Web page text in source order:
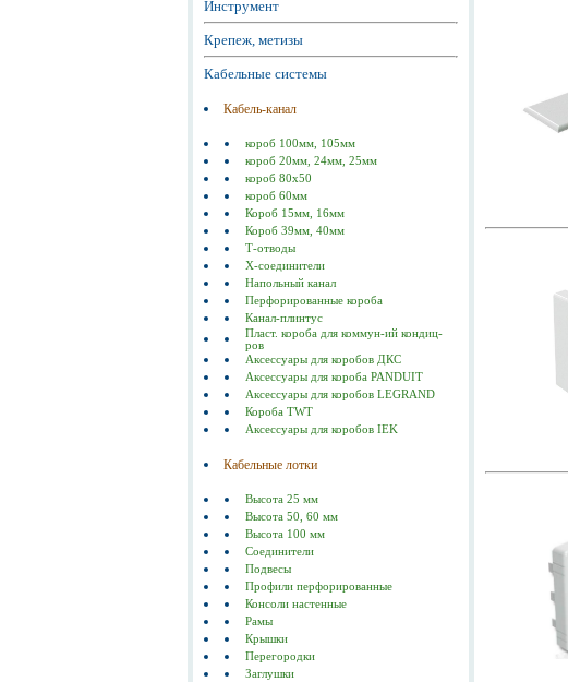
Инструмент
Крепеж, метизы
Кабельные системы
Кабель-канал
короб 100мм, 105мм
короб 20мм, 24мм, 25мм
короб 80х50
короб 60мм
Короб 15мм, 16мм
Короб 39мм, 40мм
Т-отводы
Х-соединители
Напольный канал
Перфорированные короба
Канал-плинтус
Пласт. короба для коммун-ий кондиц-
ров
Аксессуары для коробов ДКС
Аксессуары для короба PANDUIT
Аксессуары для коробов LEGRAND
Короба TWT
Аксессуары для коробов IEK
Кабельные лотки
Высота 25 мм
Высота 50, 60 мм
Высота 100 мм
Соединители
Подвесы
Профили перфорированные
Консоли настенные
Рамы
Крышки
Перегородки
Заглушки